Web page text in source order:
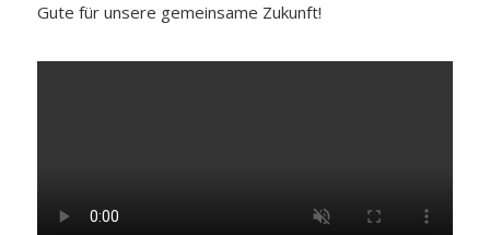
Gute für unsere gemeinsame Zukunft!